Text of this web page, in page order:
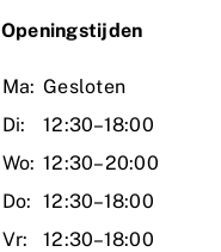
Openingstijden
Ma: Gesloten
Di:
12:30–18:00
Wo: 12:30–20:00
Do: 12:30–18:00
Vr:
12:30–18:00